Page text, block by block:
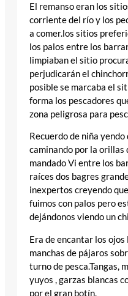
El remanso eran los
corriente del río y los
a comer.los sitios
los palos entre los
limpiaban el sitio
perjudicarán el
posible se marcaba el
forma los pescadores
zona peligrosa para
Recuerdo de niña
caminando por la orillas
mandado Vi entre los
raíces dos bagres
inexpertos creyendo
fuimos con palos pero
dejándonos viendo un
Era de encantar los ojos
manchas de pájaros
turno de pesca.Tangas,
yuyos , garzas blancas
por el gran botín.